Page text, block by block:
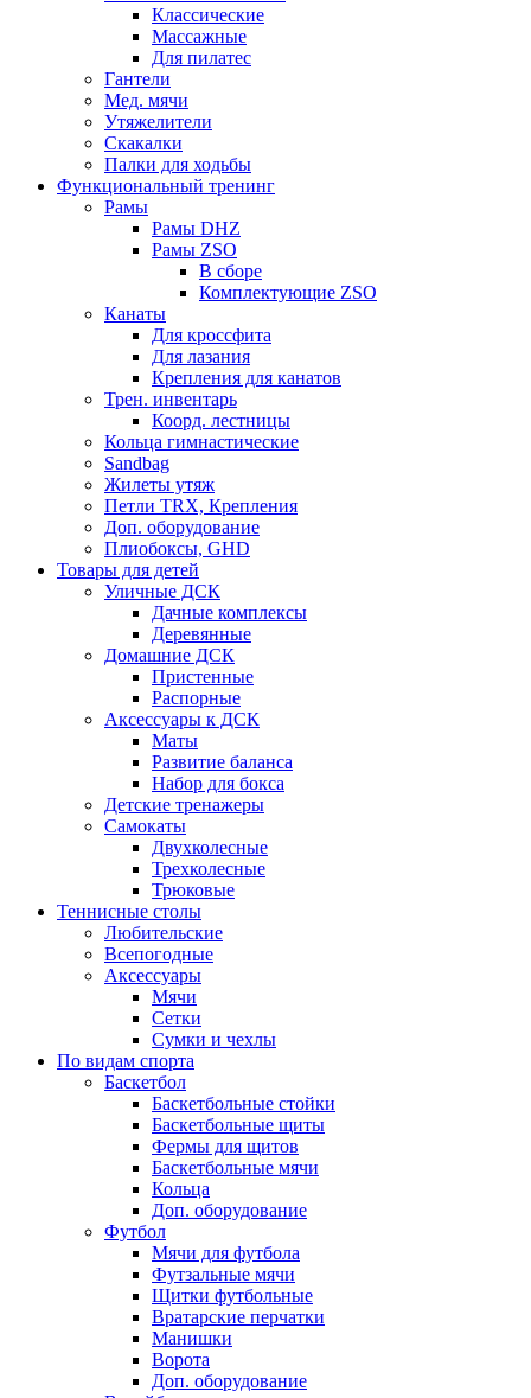
Классические
Массажные
Для пилатес
Гантели
Мед. мячи
Утяжелители
Скакалки
Палки для ходьбы
Функциональный тренинг
Рамы
Рамы DHZ
Рамы ZSO
В сборе
Комплектующие ZSO
Канаты
Для кроссфита
Для лазания
Крепления для канатов
Трен. инвентарь
Коорд. лестницы
Кольца гимнастические
Sandbag
Жилеты утяж
Петли TRX, Крепления
Доп. оборудование
Плиобоксы, GHD
Товары для детей
Уличные ДСК
Дачные комплексы
Деревянные
Домашние ДСК
Пристенные
Распорные
Аксесcуары к ДСК
Маты
Развитие баланса
Набор для бокса
Детские тренажеры
Самокаты
Двухколесные
Трехколесные
Трюковые
Теннисные столы
Любительские
Всепогодные
Аксессуары
Мячи
Сетки
Сумки и чехлы
По видам спорта
Баскетбол
Баскетбольные стойки
Баскетбольные щиты
Фермы для щитов
Баскетбольные мячи
Кольца
Доп. оборудование
Футбол
Мячи для футбола
Футзальные мячи
Щитки футбольные
Вратарские перчатки
Манишки
Ворота
Доп. оборудование